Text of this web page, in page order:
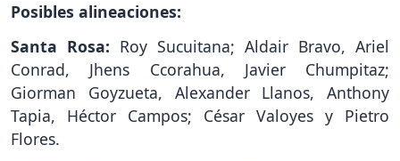
Posibles alineaciones:
Santa Rosa: Roy Sucuitana; Aldair Bravo, Ariel
Conrad, Jhens Ccorahua, Javier Chumpitaz;
Giorman Goyzueta, Alexander Llanos, Anthony
Tapia, Héctor Campos; César Valoyes y Pietro
Flores.